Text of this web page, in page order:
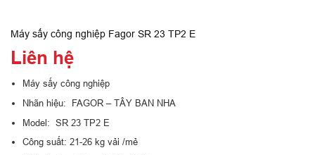
Máy sấy công nghiệp Fagor SR 23 TP2 E
Liên hệ
Máy sấy công nghiệp
Nhãn hiệu: FAGOR – TÂY BAN NHA
Model: SR 23 TP2 E
Công suất: 21-26 kg vải /mẻ